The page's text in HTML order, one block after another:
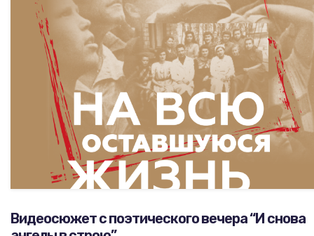
Видеосюжет с поэтического вечера “И снова